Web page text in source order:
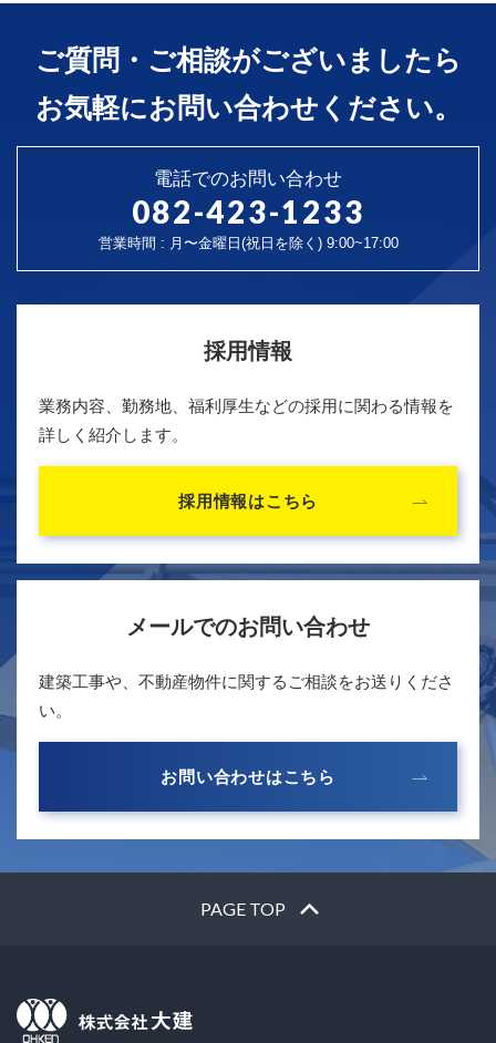
ご質問・ご相談がございましたら
お気軽にお問い合わせください。
電話でのお問い合わせ
082-423-1233
営業時間 : 月〜金曜日(祝日を除く) 9:00~17:00
採用情報
業務内容、勤務地、福利厚生などの採用に関わる情報を
詳しく紹介します。
採用情報はこちら
メールでのお問い合わせ
建築工事や、不動産物件に関するご相談をお送りくださ
い。
お問い合わせはこちら
PAGE TOP